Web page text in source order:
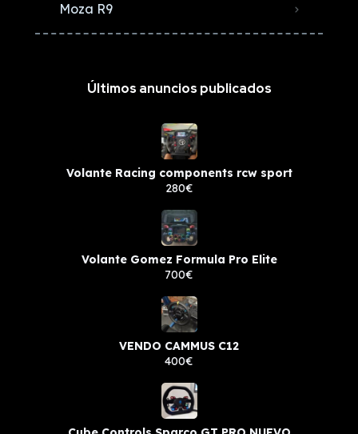
Moza R9
Últimos anuncios publicados
Volante Racing components rcw sport
280€
Volante Gomez Formula Pro Elite
700€
VENDO CAMMUS C12
400€